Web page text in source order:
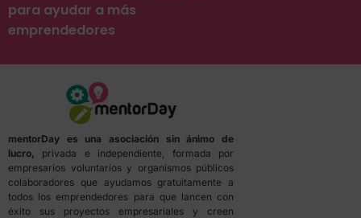
para ayudar a más
emprendedores
mentorDay es una asociación sin ánimo de
lucro, privada e independiente, formada por
empresarios voluntarios y organismos públicos
colaboradores que ayudamos gratuitamente a
todos los emprendedores para que lancen con
éxito sus proyectos empresariales y creen